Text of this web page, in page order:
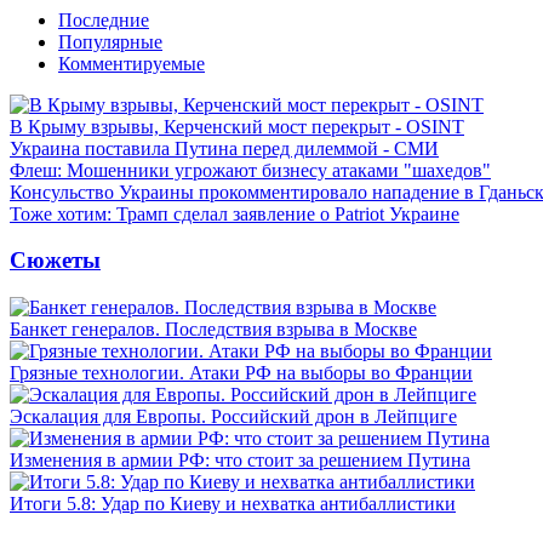
Последние
Популярные
Комментируемые
В Крыму взрывы, Керченский мост перекрыт - OSINT
Украина поставила Путина перед дилеммой - СМИ
Флеш: Мошенники угрожают бизнесу атаками "шахедов"
Консульство Украины прокомментировало нападение в
Тоже хотим: Трамп сделал заявление о Patriot Украине
Сюжеты
Банкет генералов. Последствия взрыва в Москве
Грязные технологии. Атаки РФ на выборы во Франции
Эскалация для Европы. Российский дрон в Лейпциге
Изменения в армии РФ: что стоит за решением Путина
Итоги 5.8: Удар по Киеву и нехватка антибаллистики